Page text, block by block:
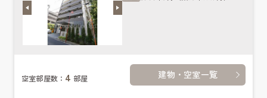
空室部屋数： 4 部屋 建物・空室一覧